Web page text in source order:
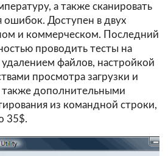
а также сканировать
ошибок. Доступен в двух
и коммерческом. Последний
проводить тесты на
файлов, настройкой
просмотра загрузки и
также дополнительными
из командной строки,
35$.